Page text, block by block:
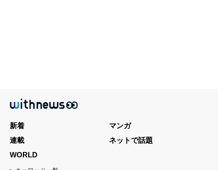
新着
マンガ
連載
ネットで話題
WORLD